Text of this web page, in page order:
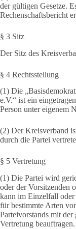
der gültigen Gesetze.
Rechenschaftsbericht
§ 3 Sitz
Der Sitz des
§ 4 Rechtsstellung
(1) Die
e.V.“ ist ein
Person unter eigenem
(2) Der Kreisverband
durch die Partei
§ 5 Vertretung
(1) Die Partei wird
oder der Vorsitzenden
kann im Einzelfall oder
für bestimmte Arten
Parteivorstands mit
Vertretung beauftragen.